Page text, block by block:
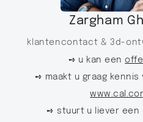
Zargham
klantencontact & 3d-
➺ u kan een
➺ maakt u graag kennis
➺ stuurt u liever een